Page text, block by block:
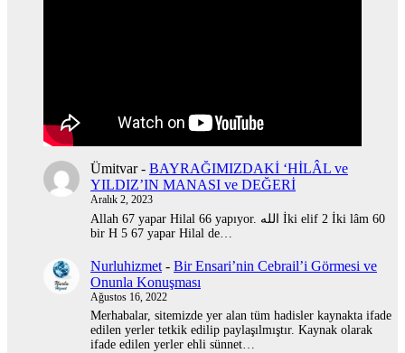
Ümitvar- BAYRAĞIMIZDAKİ ‘HİLÂL ve
YILDIZ’IN MANASI ve DEĞERİ
Aralık 2, 2023
Allah 67 yapar Hilal 66 yapıyor. الله İki elif 2 İki lâm 60
bir H 5 67 yapar Hilal de…
Nurluhizmet - Bir Ensari’nin Cebrail’i Görmesi ve
Onunla Konuşması
Ağustos 16, 2022
Merhabalar, sitemizde yer alan tüm hadisler kaynakta ifade
edilen yerler tetkik edilip paylaşılmıştır. Kaynak olarak
ifade edilen yerler ehli sünnet…